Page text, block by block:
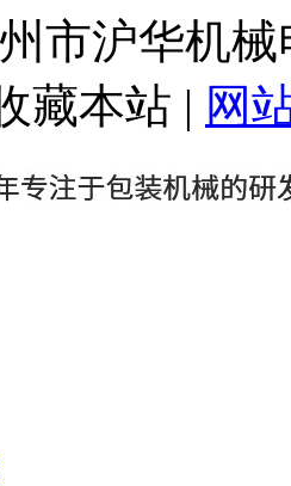
市沪华机
藏本站 | 网